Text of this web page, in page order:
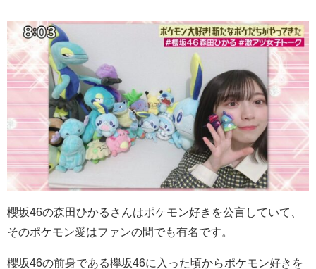
櫻坂46の森田ひかるさんはポケモン好きを公言していて、
そのポケモン愛はファンの間でも有名です。
櫻坂46の前身である欅坂46に入った頃からポケモン好きを